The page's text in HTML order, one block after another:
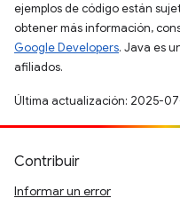
ejemplos de código están
obtener más información,
Google Developers. Java es
afiliados.
Última actualización: 2025-
Contribuir
Informar un error